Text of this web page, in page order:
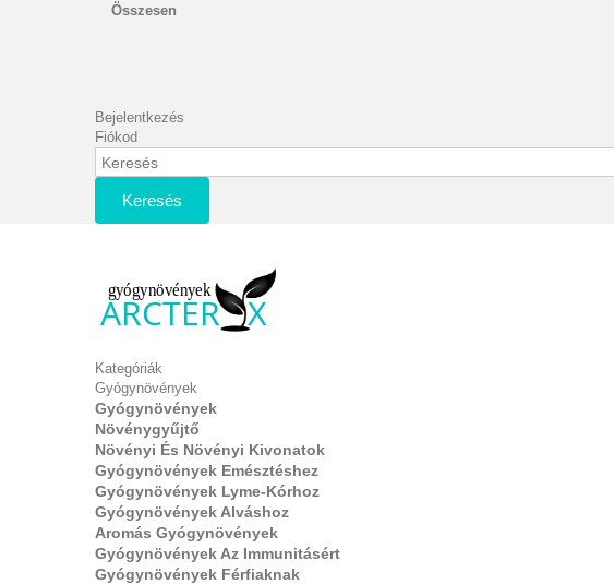
Összesen
Bejelentkezés
Fiókod
Keresés
Kategóriák
Gyógynövények
Gyógynövények
Növénygyűjtő
Növényi És Növényi Kivonatok
Gyógynövények Emésztéshez
Gyógynövények Lyme-Kórhoz
Gyógynövények Alváshoz
Aromás Gyógynövények
Gyógynövények Az Immunitásért
Gyógynövények Férfiaknak